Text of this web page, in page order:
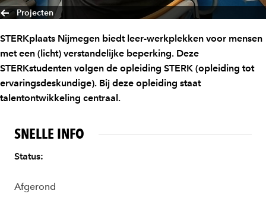
Projecten
STERKplaats Nijmegen biedt leer-werkplekken voor mensen
met een (licht) verstandelijke beperking. Deze
STERKstudenten volgen de opleiding STERK (opleiding tot
ervaringsdeskundige). Bij deze opleiding staat
talentontwikkeling centraal.
SNELLE INFO
Status:
Afgerond